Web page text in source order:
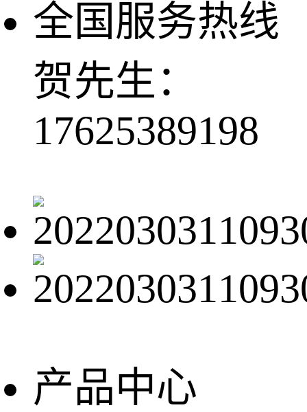
全国服务热线
贺先生：
17625389198
产品中心